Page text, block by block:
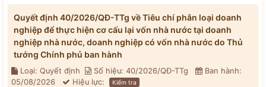
Quyết định 40/2026/QĐ-TTg về Tiêu chí phân loại doanh
nghiệp để thực hiện cơ cấu lại vốn nhà nước tại doanh
nghiệp nhà nước, doanh nghiệp có vốn nhà nước do Thủ
tướng Chính phủ ban hành
Loại: Quyết định Số hiệu: 40/2026/QĐ-TTg
Ban hành:
05/08/2026
Hiệu lực: Kiểm tra